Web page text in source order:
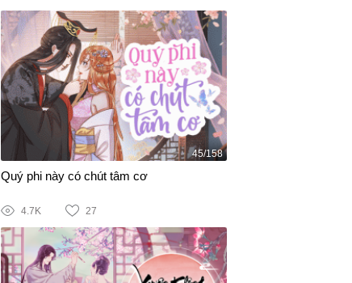
45/158
Quý phi này có chút tâm cơ
4.7K 27